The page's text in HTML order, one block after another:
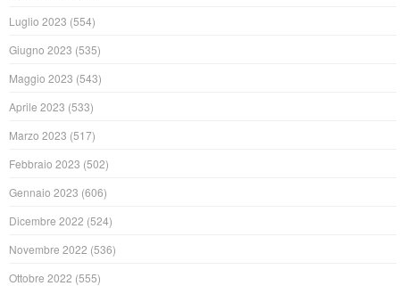
Luglio 2023 (554)
Giugno 2023 (535)
Maggio 2023 (543)
Aprile 2023 (533)
Marzo 2023 (517)
Febbraio 2023 (502)
Gennaio 2023 (606)
Dicembre 2022 (524)
Novembre 2022 (536)
Ottobre 2022 (555)